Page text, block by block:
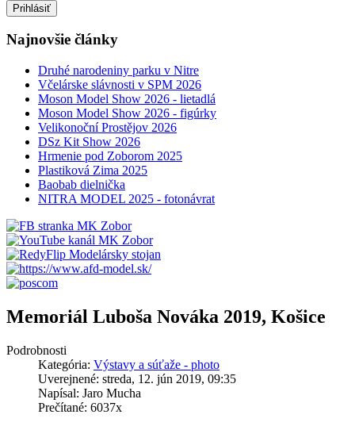
Prihlásiť
Najnovšie články
Druhé narodeniny parku v Nitre
Včelárske slávnosti v SPM 2026
Moson Model Show 2026 - lietadlá
Moson Model Show 2026 - figúrky
Velikonoční Prostějov 2026
DSz Kit Show 2026
Hrmenie pod Zoborom 2025
Plastiková Zima 2025
Baobab dielnička
NITRA MODEL 2025 - fotonávrat
Memoriál Luboša Nováka 2019, Košice
Podrobnosti
Kategória: Výstavy a súťaže - photo
Uverejnené: streda, 12. jún 2019, 09:35
Napísal: Jaro Mucha
Prečítané: 6037x